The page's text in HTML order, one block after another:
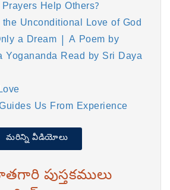
Help Others?
Unconditional Love of God
a Dream | A Poem by
Yogananda Read by Sri Daya
Us From Experience
మరిన్ని వీడియోలు
పుస్తకములు